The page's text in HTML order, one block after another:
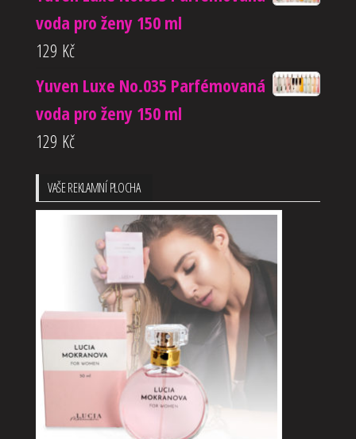
voda pro ženy 150 ml
129 Kč
Yuven Luxe No.035 Parfémovaná
voda pro ženy 150 ml
129 Kč
VAŠE REKLAMNÍ PLOCHA